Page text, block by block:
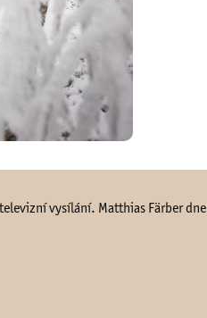
vysílání. Matthias Färber dne